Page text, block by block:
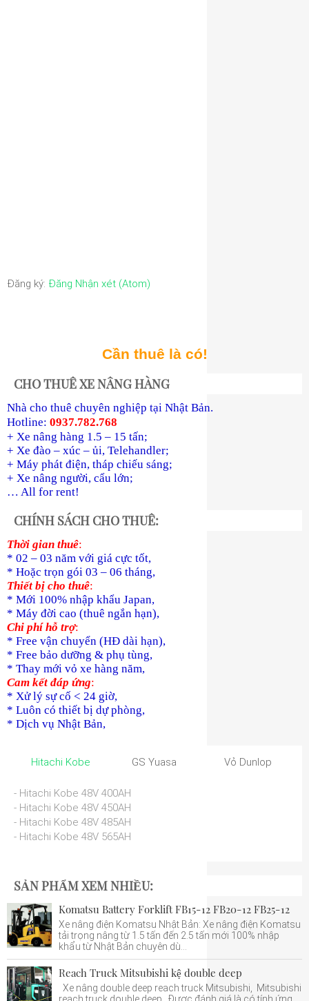
Đăng ký: Đăng Nhận xét (Atom)
Cần thuê là có!
CHO THUÊ XE NÂNG HÀNG
Nhà cho thuê chuyên nghiệp tại Nhật Bản.
Hotline: 0937.782.768
+ Xe nâng hàng 1.5 – 15 tấn;
+ Xe đào – xúc – ủi, Telehandler;
+ Máy phát điện, tháp chiếu sáng;
+ Xe nâng người, cẩu lớn;
… All for rent!
CHÍNH SÁCH CHO THUÊ:
Thời gian thuê:
* 02 – 03 năm với giá cực tốt,
* Hoặc trọn gói 03 – 06 tháng,
Thiết bị cho thuê:
* Mới 100% nhập khẩu Japan,
* Máy đời cao (thuê ngắn hạn),
Chi phí hỗ trợ:
* Free vận chuyển (HĐ dài hạn),
* Free bảo dưỡng & phụ tùng,
* Thay mới vỏ xe hàng năm,
Cam kết đáp ứng:
* Xử lý sự cố < 24 giờ,
* Luôn có thiết bị dự phòng,
* Dịch vụ Nhật Bản,
Hitachi Kobe GS Yuasa Vỏ Dunlop
- Hitachi Kobe 48V 400AH
- Hitachi Kobe 48V 450AH
- Hitachi Kobe 48V 485AH
- Hitachi Kobe 48V 565AH
SẢN PHẨM XEM NHIỀU:
Komatsu Battery Forklift FB15-12 FB20-12 FB25-12
Xe nâng điện Komatsu Nhật Bản: Xe nâng điện Komatsu
tải trọng nâng từ 1.5 tấn đến 2.5 tấn mới 100% nhập
khẩu từ Nhật Bản chuyên dù...
Reach Truck Mitsubishi kệ double deep
Xe nâng double deep reach truck Mitsubishi, Mitsubishi
reach truck double deep, Được đánh giá là có tính ứng